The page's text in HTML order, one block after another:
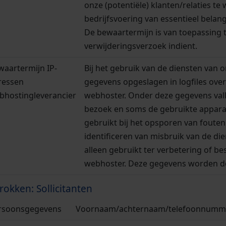
onze (potentiële) klanten/relaties te
bedrijfsvoering van essentieel
De bewaartermijn is van
verwijderingsverzoek indient.
IP-
Bij het gebruik van de diensten van
gegevens opgeslagen in logfiles
webhoster. Onder deze gegevens
bezoek en soms de gebruikte
gebruikt bij het opsporen van
identificeren van misbruik van de
alleen gebruikt ter verbetering of
webhoster. Deze gegevens worden
Sollicitanten
Voornaam/achternaam/